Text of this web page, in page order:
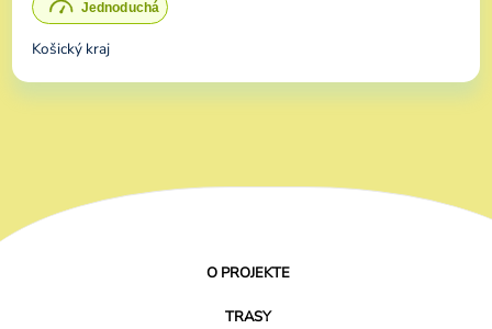
Košický kraj
O PROJEKTE
TRASY